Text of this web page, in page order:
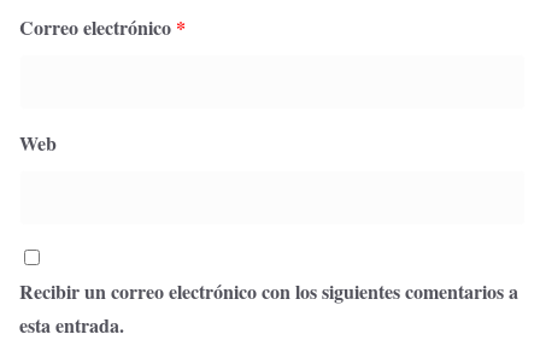
Correo electrónico *
Web
Recibir un correo electrónico con los siguientes comentarios a
esta entrada.